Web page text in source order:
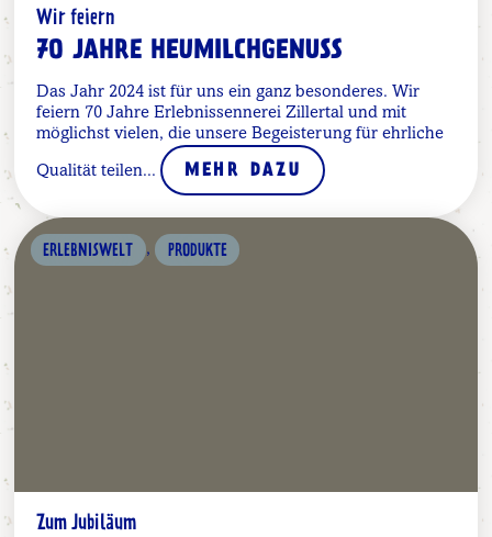
Wir feiern
70 JAHRE HEUMILCHGENUSS
Das Jahr 2024 ist für uns ein ganz besonderes. Wir
feiern 70 Jahre Erlebnissennerei Zillertal und mit
möglichst vielen, die unsere Begeisterung für ehrliche
Qualität teilen... MEHR DAZU
ERLEBNISWELT , PRODUKTE
Zum Jubiläum